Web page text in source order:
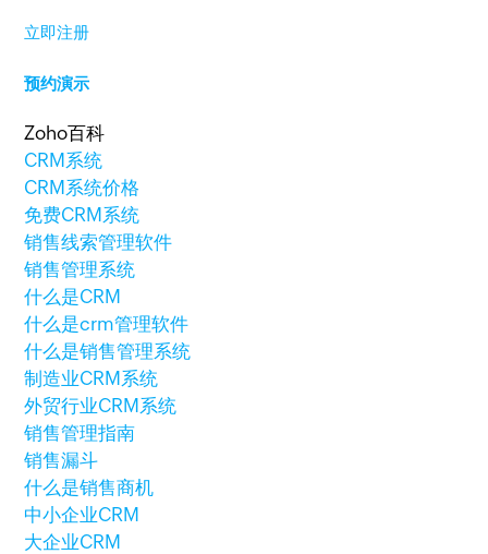
立即注册
预约演示
Zoho百科
CRM系统
CRM系统价格
免费CRM系统
销售线索管理软件
销售管理系统
什么是CRM
什么是crm管理软件
什么是销售管理系统
制造业CRM系统
外贸行业CRM系统
销售管理指南
销售漏斗
什么是销售商机
中小企业CRM
大企业CRM